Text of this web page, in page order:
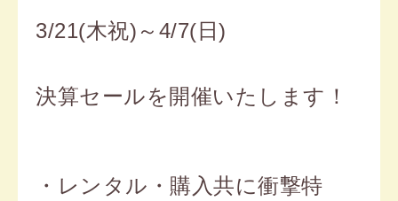
3/21(木祝)～4/7(日)
決算セールを開催いたします！
・レンタル・購入共に衝撃特